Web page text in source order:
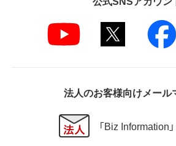
法人のお客様向けメール
「Biz Information